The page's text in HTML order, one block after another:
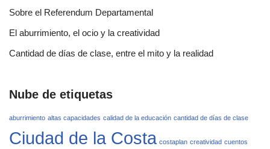
Sobre el Referendum Departamental
El aburrimiento, el ocio y la creatividad
Cantidad de días de clase, entre el mito y la realidad
Nube de etiquetas
aburrimiento altas capacidades calidad de la educación cantidad de días de clase
Ciudad de la Costa costaplan creatividad cuentos